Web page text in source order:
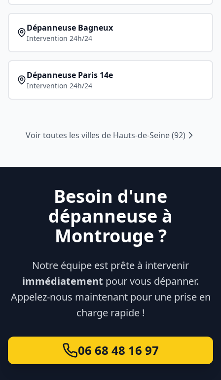
Dépanneuse Bagneux
Intervention 24h/24
Dépanneuse Paris 14e
Intervention 24h/24
Voir toutes les villes de Hauts-de-Seine(92)
Besoin d'une
dépanneuse à
Montrouge ?
Notre équipe est prête à intervenir
immédiatement pour vous dépanner.
Appelez-nous maintenant pour une prise en
charge rapide !
06 68 48 16 97